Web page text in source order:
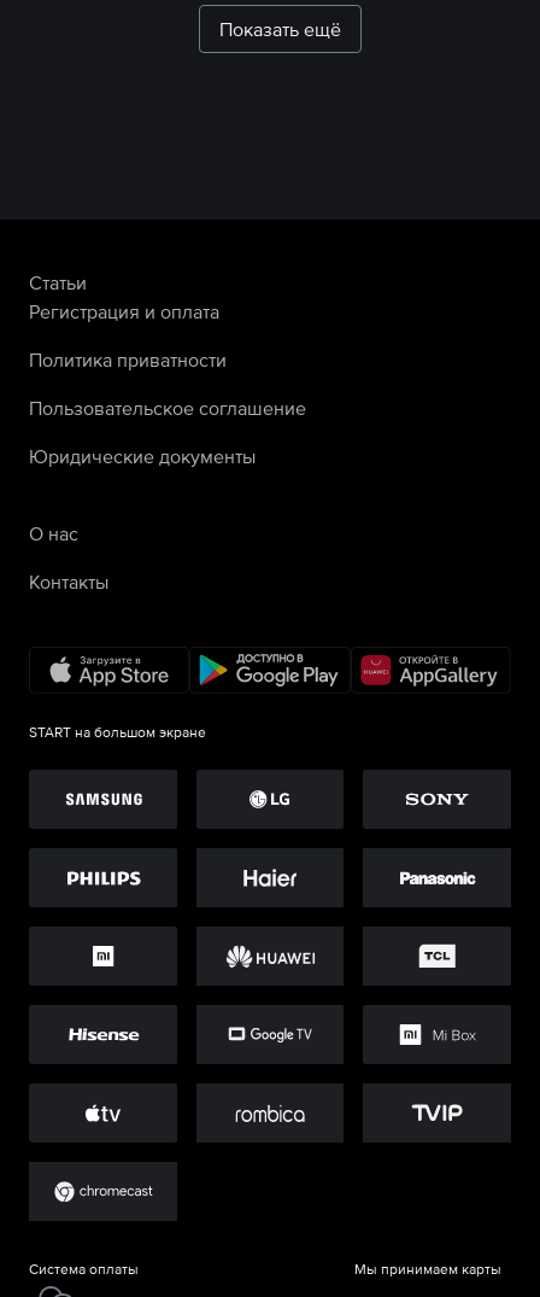
Показать ещё
Статьи
Регистрация и оплата
Политика приватности
Пользовательское соглашение
Юридические документы
О нас
Контакты
START на большом экране
Система оплаты Мы принимаем карты